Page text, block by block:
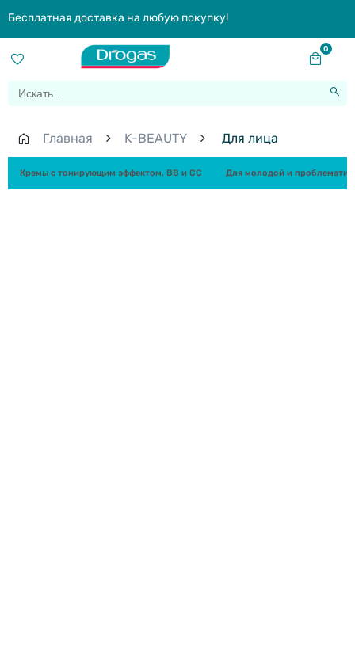
Бесплатная доставка на любую покупку!
0
Главная K-BEAUTY Для лица
Кремы с тонирующим эффектом, BB и СС Для молодой и